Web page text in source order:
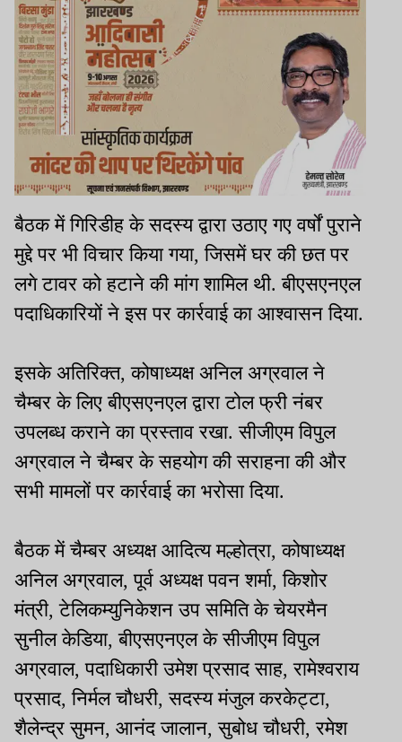
बैठक में गिरिडीह के सदस्य द्वारा उठाए गए वर्षों पुराने
मुद्दे पर भी विचार किया गया, जिसमें घर की छत पर
लगे टावर को हटाने की मांग शामिल थी. बीएसएनएल
पदाधिकारियों ने इस पर कार्रवाई का आश्वासन दिया.
इसके अतिरिक्त, कोषाध्यक्ष अनिल अग्रवाल ने
चैम्बर के लिए बीएसएनएल द्वारा टोल फ्री नंबर
उपलब्ध कराने का प्रस्ताव रखा. सीजीएम विपुल
अग्रवाल ने चैम्बर के सहयोग की सराहना की और
सभी मामलों पर कार्रवाई का भरोसा दिया.
बैठक में चैम्बर अध्यक्ष आदित्य मल्होत्रा, कोषाध्यक्ष
अनिल अग्रवाल, पूर्व अध्यक्ष पवन शर्मा, किशोर
मंत्री, टेलिकम्युनिकेशन उप समिति के चेयरमैन
सुनील केडिया, बीएसएनएल के सीजीएम विपुल
अग्रवाल, पदाधिकारी उमेश प्रसाद साह, रामेश्वराय
प्रसाद, निर्मल चौधरी, सदस्य मंजुल करकेट्टा,
शैलेन्द्र सुमन, आनंद जालान, सुबोध चौधरी, रमेश